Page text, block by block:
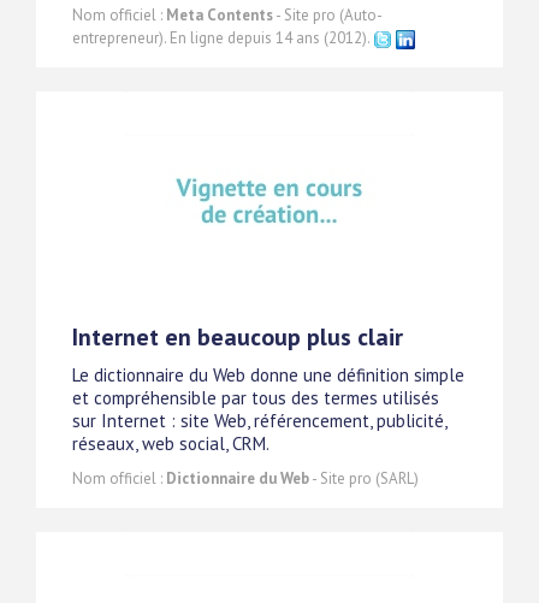
Nom officiel : Meta Contents- Site pro (Auto-
entrepreneur). En ligne depuis 14 ans (2012).
Internet en beaucoup plus clair
Le dictionnaire du Web donne une définition simple
et compréhensible par tous des termes utilisés
sur Internet : site Web, référencement, publicité,
réseaux, web social, CRM.
Nom officiel : Dictionnaire du Web- Site pro (SARL)